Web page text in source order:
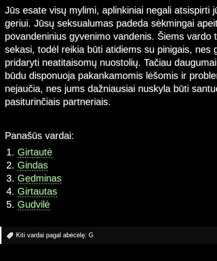
Jūs esate visų mylimi, aplinkiniai negali atsispirti
geriui. Jūsų seksualumas padeda sėkmingai
povandeninius gyvenimo vandenis. Šiems vardo
sekasi, todėl reikia būti atidiems su pinigais, nes
pridaryti neatitaisomų nuostolių. Tačiau
būdu disponuoja pakankamomis lėšomis ir
nejaučia, nes jums dažniausiai nuskyla būti
pasiturinčiais partneriais.
Panašūs vardai:
Girtautė
Gindas
Gedminas
Girtautas
Gudvilė
Kiti vardai pagal abėcėlę: G